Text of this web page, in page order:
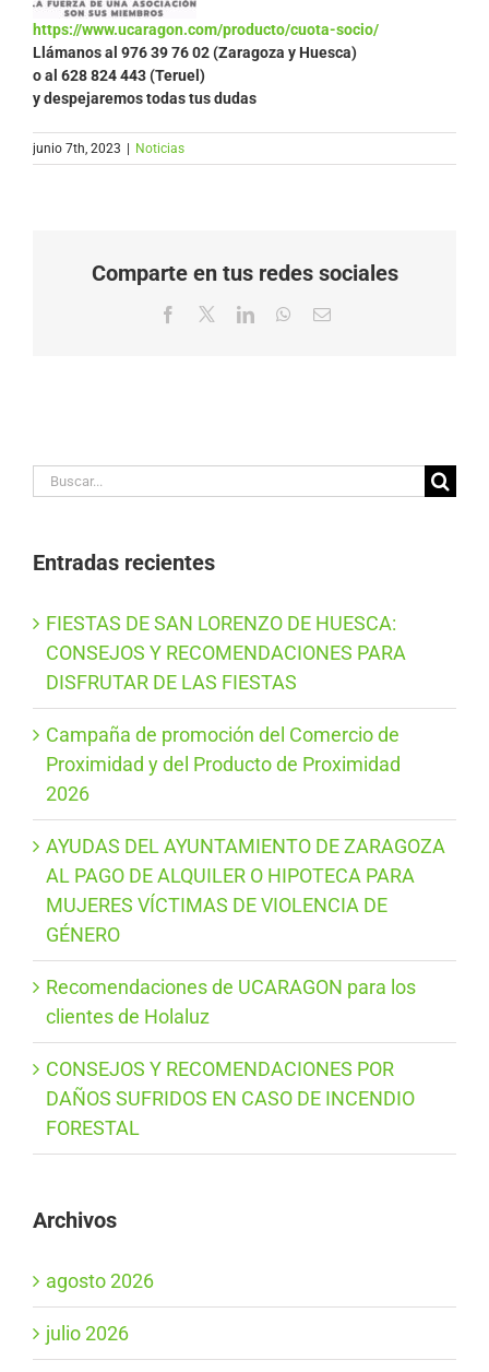
https://www.ucaragon.com/producto/cuota-socio/
Llámanos al 976 39 76 02 (Zaragoza y Huesca)
o al 628 824 443 (Teruel)
y despejaremos todas tus dudas
junio 7th, 2023 | Noticias
Comparte en tus redes sociales
Facebook LinkedInWhatsApp
Correo
Buscar:
Entradas recientes
FIESTAS DE SAN LORENZO DE HUESCA:
CONSEJOS Y RECOMENDACIONES PARA
DISFRUTAR DE LAS FIESTAS
Campaña de promoción del Comercio de
Proximidad y del Producto de Proximidad
2026
AYUDAS DEL AYUNTAMIENTO DE ZARAGOZA
AL PAGO DE ALQUILER O HIPOTECA PARA
MUJERES VÍCTIMAS DE VIOLENCIA DE
GÉNERO
Recomendaciones de UCARAGON para los
clientes de Holaluz
CONSEJOS Y RECOMENDACIONES POR
DAÑOS SUFRIDOS EN CASO DE INCENDIO
FORESTAL
Archivos
agosto 2026
julio 2026